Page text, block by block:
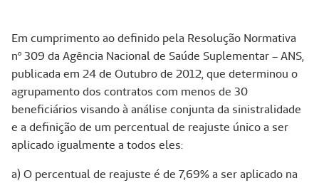
Em cumprimento ao definido pela Resolução Normativa
nº 309 da Agência Nacional de Saúde Suplementar – ANS,
publicada em 24 de Outubro de 2012, que determinou o
agrupamento dos contratos com menos de 30
beneficiários visando à análise conjunta da sinistralidade
e a definição de um percentual de reajuste único a ser
aplicado igualmente a todos eles:
a) O percentual de reajuste é de 7,69% a ser aplicado na